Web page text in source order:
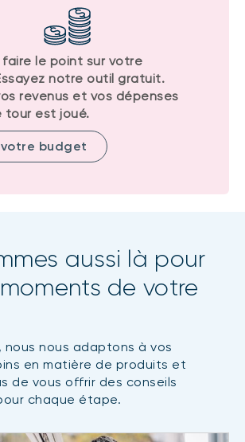
faire le point sur votre
notre outil gratuit.
revenus et vos dépenses
tour est joué.
budget
aussi là pour
de votre
nous nous adaptons à vos
en matière de produits et
de vous offrir des conseils
chaque étape.